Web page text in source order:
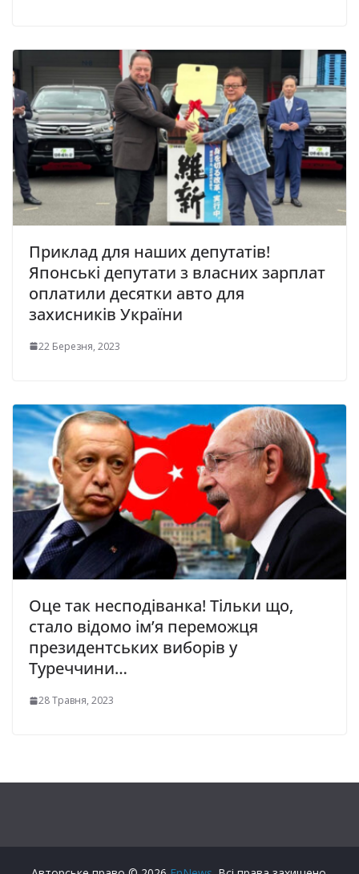
Приклад для наших депутатів!
Японські депутати з власних зарплат
оплатили десятки авто для
захисників України
22 Березня, 2023
Оце так несподіванка! Тільки що,
стало відомо ім’я переможця
президентських виборів у
Туреччини…
28 Травня, 2023